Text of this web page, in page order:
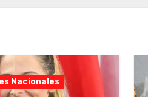
Nacionales